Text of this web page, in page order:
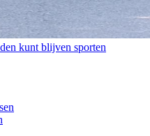
kunt blijven sporten